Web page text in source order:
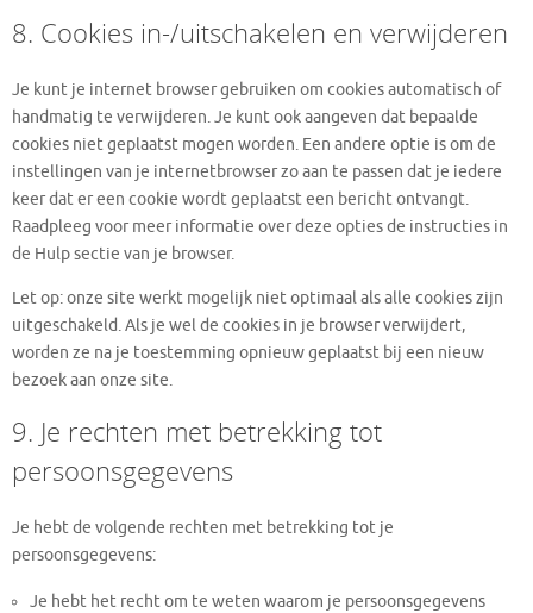
8. Cookies in-/uitschakelen en verwijderen
Je kunt je internet browser gebruiken om cookies automatisch of
handmatig te verwijderen. Je kunt ook aangeven dat bepaalde
cookies niet geplaatst mogen worden. Een andere optie is om de
instellingen van je internetbrowser zo aan te passen dat je iedere
keer dat er een cookie wordt geplaatst een bericht ontvangt.
Raadpleeg voor meer informatie over deze opties de instructies in
de Hulp sectie van je browser.
Let op: onze site werkt mogelijk niet optimaal als alle cookies zijn
uitgeschakeld. Als je wel de cookies in je browser verwijdert,
worden ze na je toestemming opnieuw geplaatst bij een nieuw
bezoek aan onze site.
9. Je rechten met betrekking tot
persoonsgegevens
Je hebt de volgende rechten met betrekking tot je
persoonsgegevens:
Je hebt het recht om te weten waarom je persoonsgegevens